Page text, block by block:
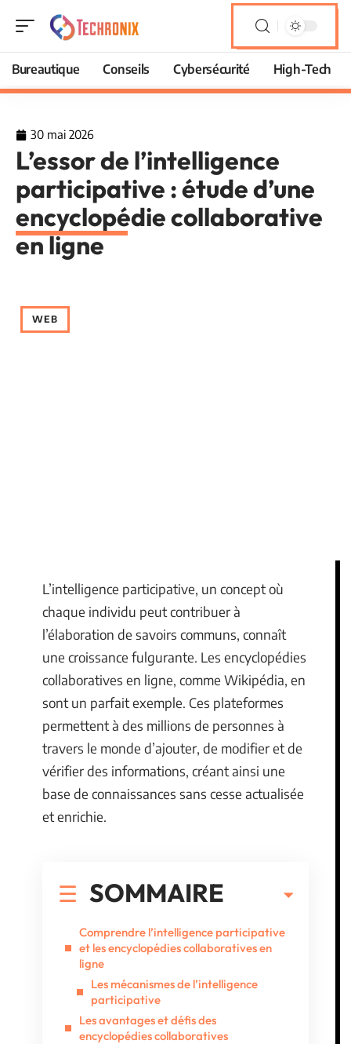
Bureautique Conseils Cybersécurité High-Tech
30 mai 2026
L’essor de l’intelligence
participative : étude d’une
encyclopédie collaborative
en ligne
WEB
L’intelligence participative, un concept où
chaque individu peut contribuer à
l’élaboration de savoirs communs, connaît
une croissance fulgurante. Les encyclopédies
collaboratives en ligne, comme Wikipédia, en
sont un parfait exemple. Ces plateformes
permettent à des millions de personnes à
travers le monde d’ajouter, de modifier et de
vérifier des informations, créant ainsi une
base de connaissances sans cesse actualisée
et enrichie.
SOMMAIRE
Comprendre l’intelligence participative
et les encyclopédies collaboratives en
ligne
Les mécanismes de l’intelligence
participative
Les avantages et défis des
encyclopédies collaboratives